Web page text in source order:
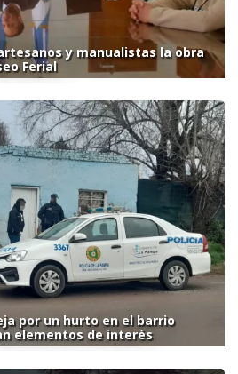
y manualistas la obra
Ferial
por un hurto en el barrio
elementos de interés